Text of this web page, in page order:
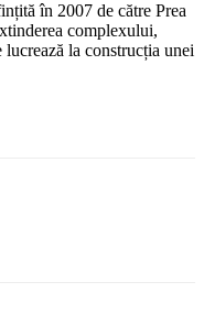
în 2007 de către Prea
complexului,
la construcția unei